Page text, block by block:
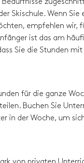
Skischule. Wenn
empfehlen wir,
ist das am
Sie die Stunden
für die ganze
Buchen Sie
in der Woche, um